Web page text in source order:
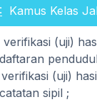
Kamus Kelas
(uji)
(uji)
sipil ;